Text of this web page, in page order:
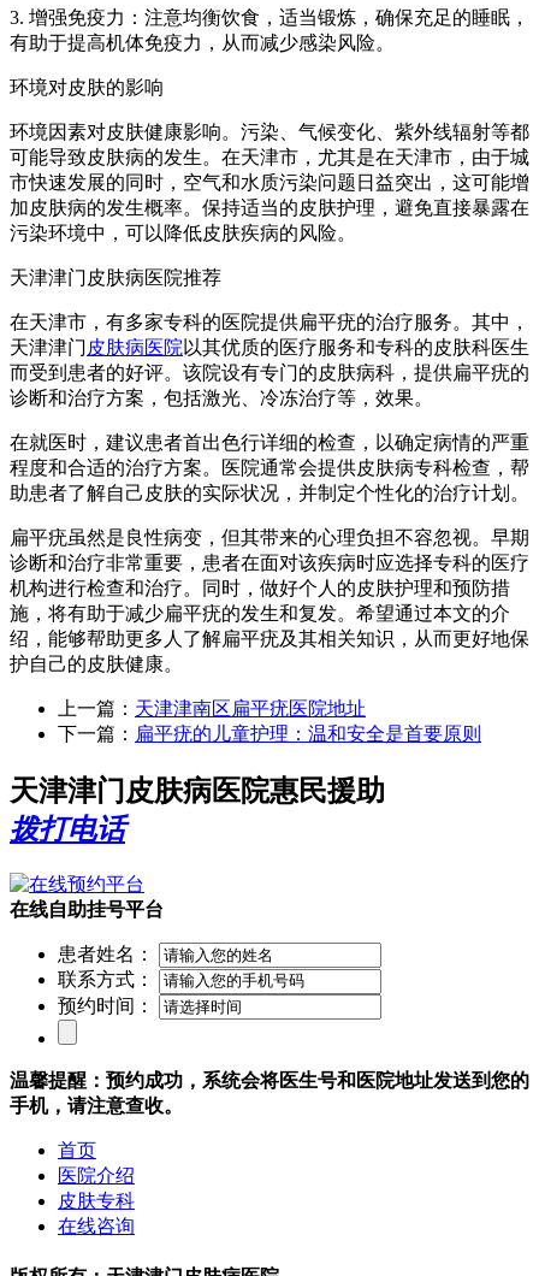
3. 增强免疫力：注意均衡饮食，适当锻炼，确保充足的睡眠，
有助于提高机体免疫力，从而减少感染风险。
环境对皮肤的影响
环境因素对皮肤健康影响。污染、气候变化、紫外线辐射等都
可能导致皮肤病的发生。在天津市，尤其是在天津市，由于城
市快速发展的同时，空气和水质污染问题日益突出，这可能增
加皮肤病的发生概率。保持适当的皮肤护理，避免直接暴露在
污染环境中，可以降低皮肤疾病的风险。
天津津门皮肤病医院推荐
在天津市，有多家专科的医院提供扁平疣的治疗服务。其中，
天津津门 皮肤病医院 以其优质的医疗服务和专科的皮肤科医生
而受到患者的好评。该院设有专门的皮肤病科，提供扁平疣的
诊断和治疗方案，包括激光、冷冻治疗等，效果。
在就医时，建议患者首出色行详细的检查，以确定病情的严重
程度和合适的治疗方案。医院通常会提供皮肤病专科检查，帮
助患者了解自己皮肤的实际状况，并制定个性化的治疗计划。
扁平疣虽然是良性病变，但其带来的心理负担不容忽视。早期
诊断和治疗非常重要，患者在面对该疾病时应选择专科的医疗
机构进行检查和治疗。同时，做好个人的皮肤护理和预防措
施，将有助于减少扁平疣的发生和复发。希望通过本文的介
绍，能够帮助更多人了解扁平疣及其相关知识，从而更好地保
护自己的皮肤健康。
上一篇： 天津津南区扁平疣医院地址
下一篇： 扁平疣的儿童护理：温和安全是首要原则
天津津门皮肤病医院惠民援助
拨打电话
在线自助挂号平台
患者姓名：
联系方式：
预约时间：
温馨提醒：预约成功，系统会将医生号和医院地址发送到您的
手机，请注意查收。
首页
医院介绍
皮肤专科
在线咨询